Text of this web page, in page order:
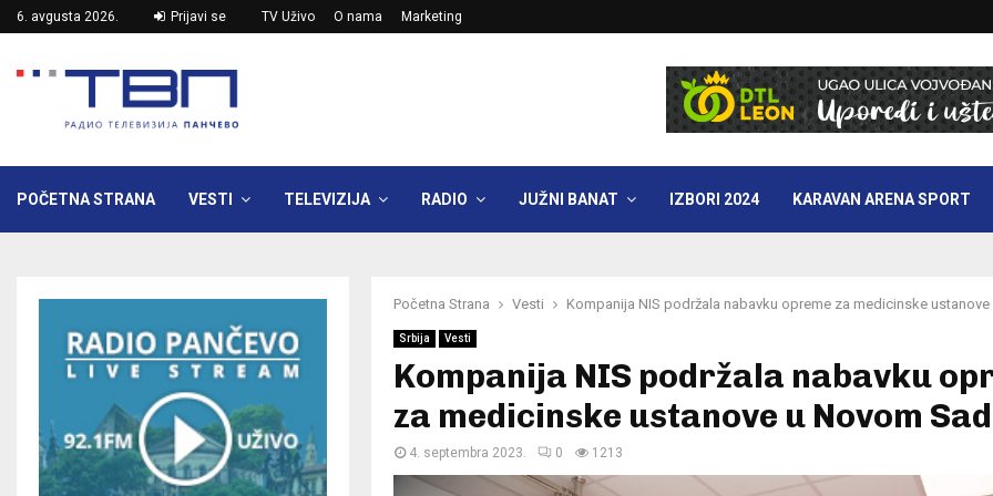
6. avgusta 2026. Prijavi se TV Uživo O nama Marketing
POČETNA STRANA VESTI TELEVIZIJA RADIO JUŽNI BANAT IZBORI 2024 KARAVAN ARENA SPORT
Početna Strana Vesti Kompanija NIS podržala nabavku opreme za medicinske ustanove
Srbija Vesti
Kompanija NIS podržala nabavku
za medicinske ustanove u Novom
4. septembra 2023. 0 1213